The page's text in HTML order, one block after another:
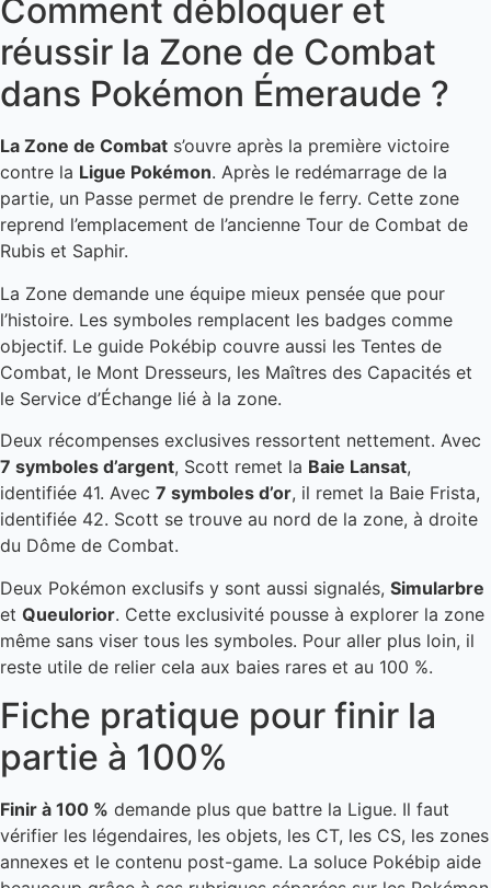
Comment débloquer et
réussir la Zone de Combat
dans Pokémon Émeraude ?
La Zone de Combat s’ouvre après la première victoire
contre la Ligue Pokémon. Après le redémarrage de la
partie, un Passe permet de prendre le ferry. Cette zone
reprend l’emplacement de l’ancienne Tour de Combat de
Rubis et Saphir.
La Zone demande une équipe mieux pensée que pour
l’histoire. Les symboles remplacent les badges comme
objectif. Le guide Pokébip couvre aussi les Tentes de
Combat, le Mont Dresseurs, les Maîtres des Capacités et
le Service d’Échange lié à la zone.
Deux récompenses exclusives ressortent nettement. Avec
7 symboles d’argent, Scott remet la Baie Lansat,
identifiée 41. Avec 7 symboles d’or, il remet la Baie Frista,
identifiée 42. Scott se trouve au nord de la zone, à droite
du Dôme de Combat.
Deux Pokémon exclusifs y sont aussi signalés, Simularbre
et Queulorior. Cette exclusivité pousse à explorer la zone
même sans viser tous les symboles. Pour aller plus loin, il
reste utile de relier cela aux baies rares et au 100 %.
Fiche pratique pour finir la
partie à 100%
Finir à 100 % demande plus que battre la Ligue. Il faut
vérifier les légendaires, les objets, les CT, les CS, les zones
annexes et le contenu post-game. La soluce Pokébip aide